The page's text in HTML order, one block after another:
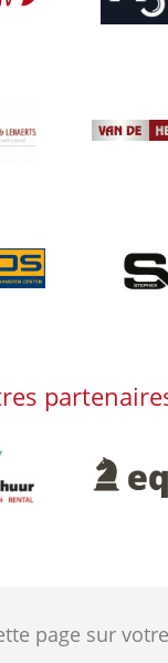
Afbeelding
Afbeelding
page sur